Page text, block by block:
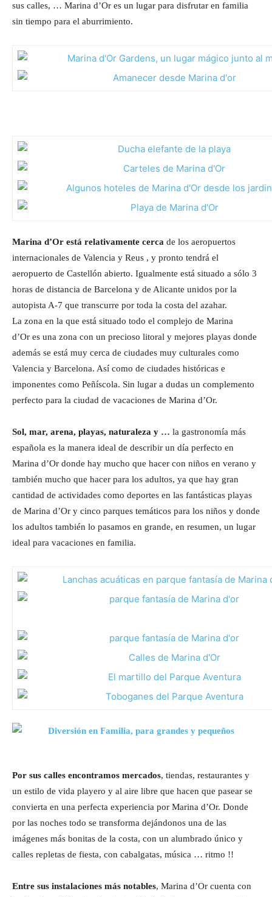
sus calles, … Marina d’Or es un lugar para disfrutar en familia
sin tiempo para el aburrimiento.
Marina d’Or está relativamente cerca de los aeropuertos
internacionales de Valencia y Reus , y pronto tendrá el
aeropuerto de Castellón abierto. Igualmente está situado a sólo 3
horas de distancia de Barcelona y de Alicante unidos por la
autopista A-7 que transcurre por toda la costa del azahar.
La zona en la que está situado todo el complejo de Marina
d’Or es una zona con un precioso litoral y mejores playas donde
además se está muy cerca de ciudades muy culturales como
Valencia y Barcelona. Así como de ciudades históricas e
imponentes como Peñíscola. Sin lugar a dudas un complemento
perfecto para la ciudad de vacaciones de Marina d’Or.
Sol, mar, arena, playas, naturaleza y … la gastronomía más
española es la manera ideal de describir un día perfecto en
Marina d’Or donde hay mucho que hacer con niños en verano y
también mucho que hacer para los adultos, ya que hay gran
cantidad de actividades como deportes en las fantásticas playas
de Marina d’Or y cinco parques temáticos para los niños y donde
los adultos también lo pasamos en grande, en resumen, un lugar
ideal para vacaciones en familia.
Por sus calles encontramos mercados, tiendas, restaurantes y
un estilo de vida playero y al aire libre que hacen que pasear se
convierta en una perfecta experiencia por Marina d’Or. Donde
por las noches todo se transforma dejándonos una de las
imágenes más bonitas de la costa, con un alumbrado único y
calles repletas de fiesta, con cabalgatas, música … ritmo !!
Entre sus instalaciones más notables, Marina d’Or cuenta con